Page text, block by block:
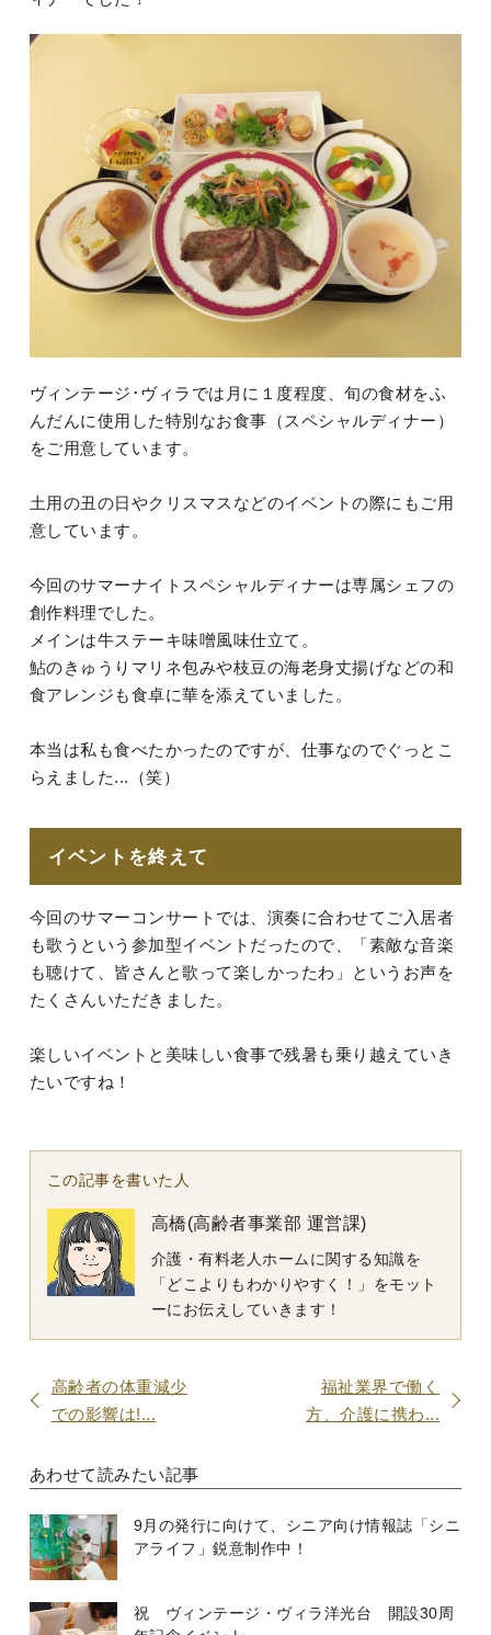
ヴィンテージ･ヴィラでは月に１度程度、旬の食材をふ
んだんに使用した特別なお食事（スペシャルディナー）
をご用意しています。
土用の丑の日やクリスマスなどのイベントの際にもご用
意しています。
今回のサマーナイトスペシャルディナーは専属シェフの
創作料理でした。
メインは牛ステーキ味噌風味仕立て。
鮎のきゅうりマリネ包みや枝豆の海老身丈揚げなどの和
食アレンジも食卓に華を添えていました。
本当は私も食べたかったのですが、仕事なのでぐっとこ
らえました...（笑）
イベントを終えて
今回のサマーコンサートでは、演奏に合わせてご入居者
も歌うという参加型イベントだったので、「素敵な音楽
も聴けて、皆さんと歌って楽しかったわ」というお声を
たくさんいただきました。
楽しいイベントと美味しい食事で残暑も乗り越えていき
たいですね！
この記事を書いた人
高橋(高齢者事業部 運営課)
介護・有料老人ホームに関する知識を
「どこよりもわかりやすく！」をモット
ーにお伝えしていきます！
高齢者の体重減少
での影響は!...
福祉業界で働く
方、介護に携わ...
あわせて読みたい記事
9月の発行に向けて、シニア向け情報誌「シニ
アライフ」鋭意制作中！
祝 ヴィンテージ・ヴィラ洋光台 開設30周